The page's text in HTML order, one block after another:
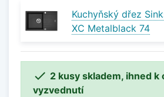
Kuchyňský dřez
XC Metalblack 74
 2 kusy skladem, ihned k
vyzvednutí